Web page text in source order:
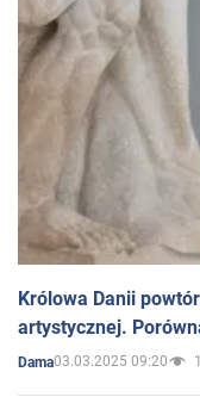
Królowa Danii
artystycznej.
Dama03.03.2025 09:20 1